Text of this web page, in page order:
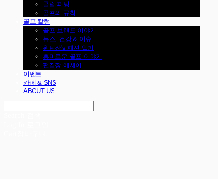
클럽 피팅
골프의 규칙
골프 칼럼
골프 브랜드 이야기
뉴스, 건강 & 이슈
원팀장's 패션 일기
흥미로운 골프 이야기
편집장 에세이
이벤트
카페 & SNS
ABOUT US